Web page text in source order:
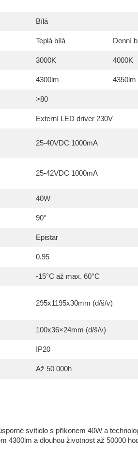
Bílá
Teplá bílá Denní
3000K 4000K
4300lm 4350lm
>80
Externí LED driver 230V
25-40VDC 1000mA
25-42VDC 1000mA
40W
90°
Epistar
0,95
-15°C až max. 60°C
295x1195x30mm (d/š/v)
100x36×24mm (d/š/v)
IP20
Až 50 000h
svítidlo s příkonem 40W a
4300lm a dlouhou životnost až 50000